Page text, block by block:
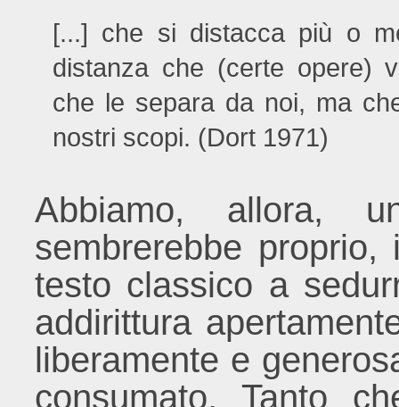
[...] che si distacca più o
distanza che (certe opere)
che le separa da noi, ma
nostri scopi. (Dort 1971)
Abbiamo, allora,
sembrerebbe
testo classico a
addirittura
liberamente e
consumato. Tanto